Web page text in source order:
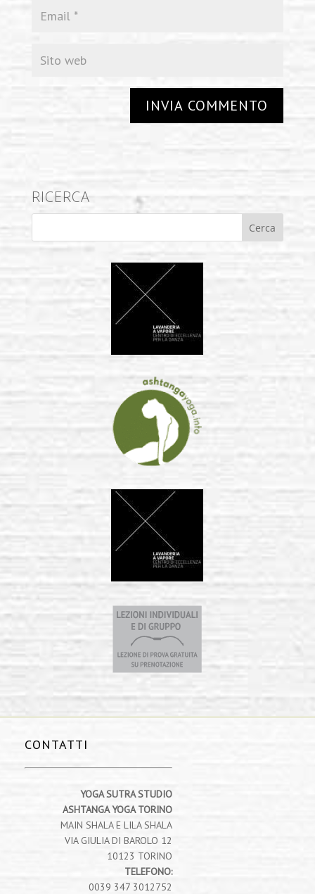
RICERCA
CONTATTI
YOGA SUTRA STUDIO
ASHTANGA YOGA TORINO
MAIN SHALA E LILA SHALA
VIA GIULIA DI BAROLO 12
10123 TORINO
TELEFONO:
0039 347 3012752